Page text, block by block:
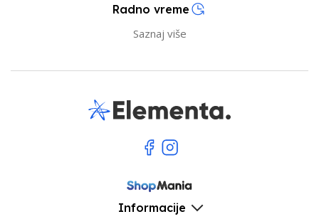
Radno vreme
Saznaj više
Informacije